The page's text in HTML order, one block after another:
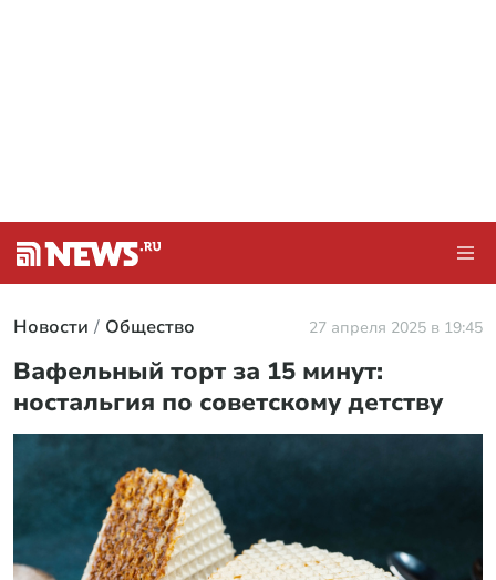
Новости Общество 27 апреля 2025 в 19:45
Вафельный торт за 15 минут:
ностальгия по советскому детству